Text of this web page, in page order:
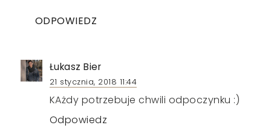
ODPOWIEDZ
Łukasz Bier
21 stycznia, 2018 11:44
KAżdy potrzebuje chwili odpoczynku :)
Odpowiedz